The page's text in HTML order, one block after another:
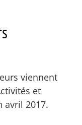
viennent
et
avril 2017.